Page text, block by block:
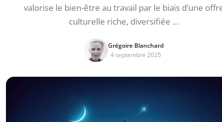
valorise le bien-être au travail par le biais d’une
culturelle riche, diversifiée …
Grégoire Blanchard
4 septembre 2025